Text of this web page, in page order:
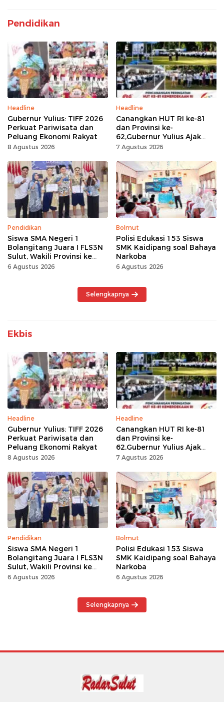
Pendidikan
Headline
Gubernur Yulius: TIFF 2026
Perkuat Pariwisata dan
Peluang Ekonomi Rakyat
8 Agustus 2026
Headline
Canangkan HUT RI ke-81
dan Provinsi ke-
62,Gubernur Yulius Ajak
Seluruh Masyarakat
Kemerdekaan Momentum
Kerja Keras
7 Agustus 2026
Pendidikan
Siswa SMA Negeri 1
Bolangitang Juara I FLS3N
Sulut, Wakili Provinsi ke
Tingkat Nasional
6 Agustus 2026
Bolmut
Polisi Edukasi 153 Siswa
SMK Kaidipang soal Bahaya
Narkoba
6 Agustus 2026
Selengkapnya
Ekbis
Headline
Gubernur Yulius: TIFF 2026
Perkuat Pariwisata dan
Peluang Ekonomi Rakyat
8 Agustus 2026
Headline
Canangkan HUT RI ke-81
dan Provinsi ke-
62,Gubernur Yulius Ajak
Seluruh Masyarakat
Kemerdekaan Momentum
Kerja Keras
7 Agustus 2026
Pendidikan
Siswa SMA Negeri 1
Bolangitang Juara I FLS3N
Sulut, Wakili Provinsi ke
Tingkat Nasional
6 Agustus 2026
Bolmut
Polisi Edukasi 153 Siswa
SMK Kaidipang soal Bahaya
Narkoba
6 Agustus 2026
Selengkapnya